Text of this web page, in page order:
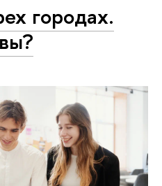
городах.